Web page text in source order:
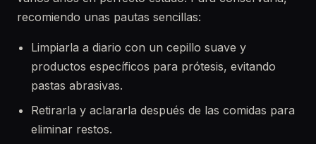
recomiendo unas pautas sencillas:
Limpiarla a diario con un cepillo suave y
productos específicos para prótesis, evitando
pastas abrasivas.
Retirarla y aclararla después de las comidas para
eliminar restos.